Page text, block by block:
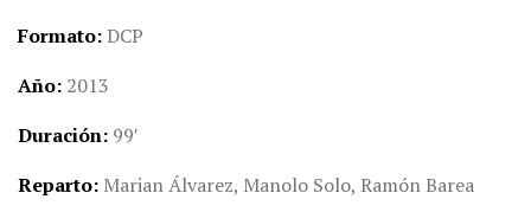
Formato DCP
Año 2013
Duración 99′
Reparto Marian Álvarez, Manolo Solo, Ramón Barea